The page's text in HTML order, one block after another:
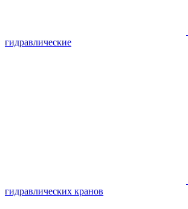
гидравлические
гидравлических кранов